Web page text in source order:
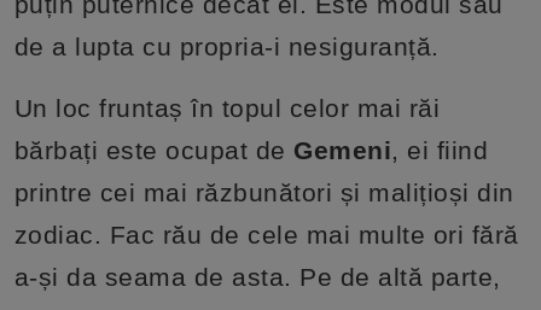
de a lupta cu propria-i nesiguranță.
Un loc fruntaș în topul celor mai răi
bărbați este ocupat de Gemeni, ei fiind
printre cei mai răzbunători și malițioși din
zodiac. Fac rău de cele mai multe ori fără
a-și da seama de asta. Pe de altă parte,